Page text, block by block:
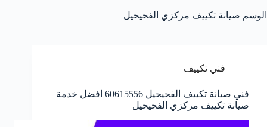
الوسم صيانة تكييف مركزي الفحيحيل
فني تكييف
فني صيانة تكييف الفحيحيل 60615556 افضل خدمة
صيانة تكييف مركزي الفحيحيل